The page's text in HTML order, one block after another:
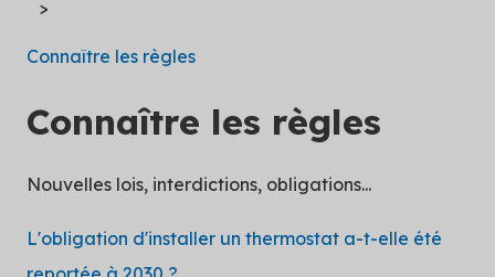
Connaître les règles
Connaître les règles
Nouvelles lois, interdictions, obligations...
L'obligation d'installer un thermostat a-t-elle été